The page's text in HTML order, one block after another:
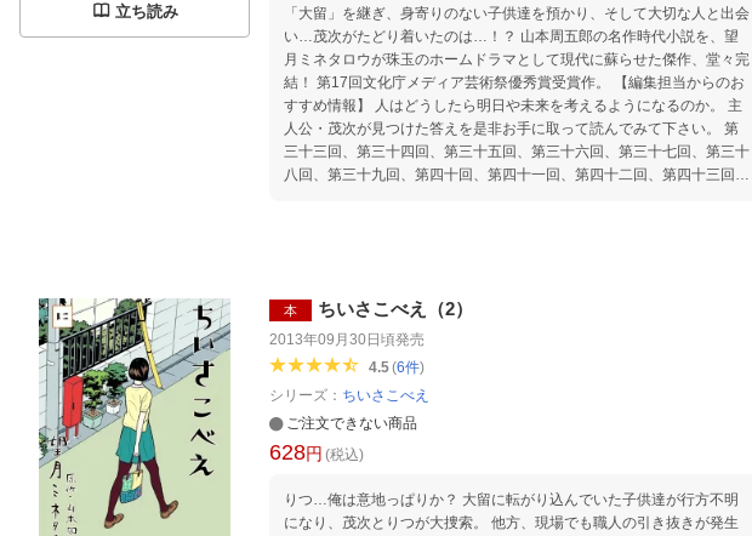
立ち読み
「大留」を継ぎ、身寄りのない子供達を預かり、そして大切な人と出会
い…茂次がたどり着いたのは…！？ 山本周五郎の名作時代小説を、望
月ミネタロウが珠玉のホームドラマとして現代に蘇らせた傑作、堂々完
結！ 第17回文化庁メディア芸術祭優秀賞受賞作。 【編集担当からのお
すすめ情報】 人はどうしたら明日や未来を考えるようになるのか。 主
人公・茂次が見つけた答えを是非お手に取って読んでみて下さい。 第
三十三回、第三十四回、第三十五回、第三十六回、第三十七回、第三十
八回、第三十九回、第四十回、第四十一回、第四十二回、第四十三回、
本 ちいさこべえ（2）
2013年09月30日頃発売
4.5(6件)
シリーズ： ちいさこべえ
ご注文できない商品
628円 (税込)
りつ…俺は意地っぱりか？ 大留に転がり込んでいた子供達が行方不明
になり、茂次とりつが大捜索。 他方、現場でも職人の引き抜きが発生